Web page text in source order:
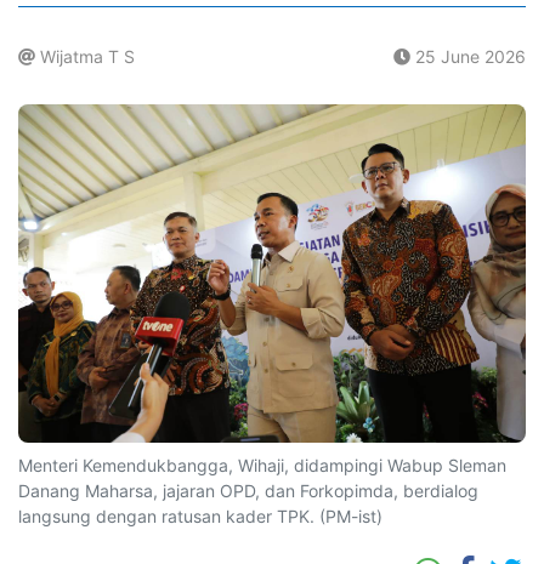
Wijatma T S 25 June 2026
Menteri Kemendukbangga, Wihaji, didampingi Wabup Sleman
Danang Maharsa, jajaran OPD, dan Forkopimda, berdialog
langsung dengan ratusan kader TPK. (PM-ist)